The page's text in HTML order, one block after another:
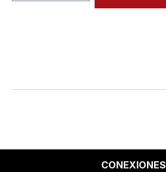
CONEXIONES